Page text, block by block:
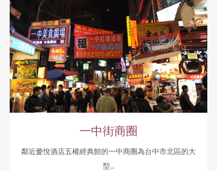
一中街商圈
鄰近薆悅酒店五權經典館的一中商圈為台中市北區的大
型...